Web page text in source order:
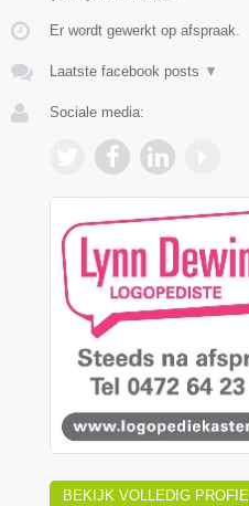
Er wordt gewerkt op afspraak.
Laatste facebook posts ▼
Sociale media:
BEKIJK VOLLEDIG